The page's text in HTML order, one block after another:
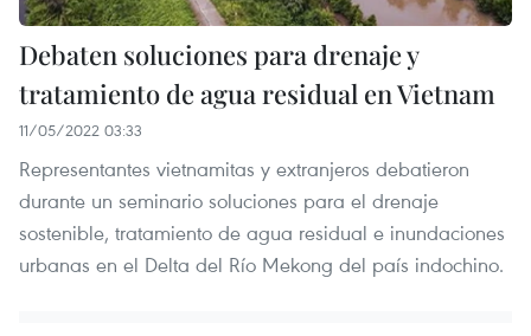
Debaten soluciones para drenaje y
tratamiento de agua residual en Vietnam
11/05/2022 03:33
Representantes vietnamitas y extranjeros debatieron
durante un seminario soluciones para el drenaje
sostenible, tratamiento de agua residual e inundaciones
urbanas en el Delta del Río Mekong del país indochino.